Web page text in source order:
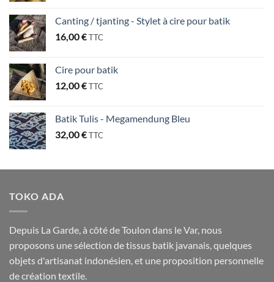
Canting / tjanting - Stylet à cire pour batik
16,00€TTC
Cire pour batik
12,00€TTC
Batik Tulis - Megamendung Bleu
32,00€TTC
TOKO ADA
Depuis La Garde, à côté de Toulon dans le Var, nous
proposons une sélection de tissus batik javanais, quelques
objets d'artisanat indonésien, et une proposition personnelle
de création textile.